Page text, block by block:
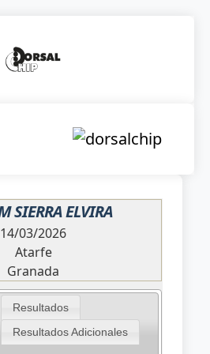
SIERRA ELVIRA
14/03/2026
Atarfe
Granada
Resultados
Resultados Adicionales